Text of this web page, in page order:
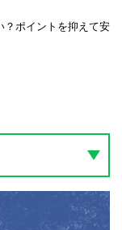
？ポイントを抑えて安